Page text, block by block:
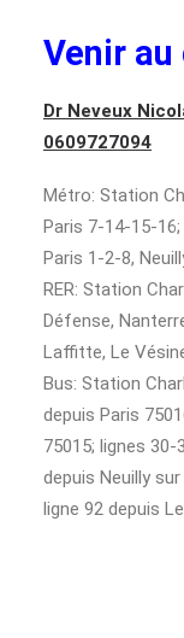
Venir
Dr Neveux
0609727094
Métro: Station
Paris 7-14-15-
Paris 1-2-8,
RER: Station
Défense,
Laffitte, Le
Bus: Station
depuis Paris
75015; lignes 30-
depuis Neuilly
ligne 92 depuis